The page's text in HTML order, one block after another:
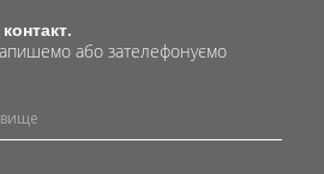
або зателефонуємо